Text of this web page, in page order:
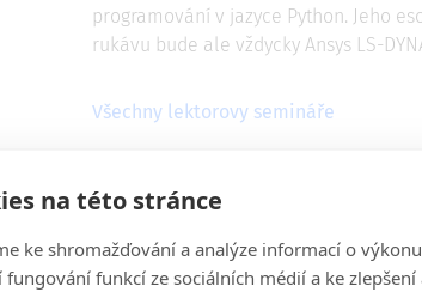
na této stránce
ke shromažďování a analýze informací o
funkcí ze sociálních médií a ke zlepšení
programování v jazyce Python. Jeho
rukávu bude ale vždycky Ansys LS-
Všechny lektorovy semináře